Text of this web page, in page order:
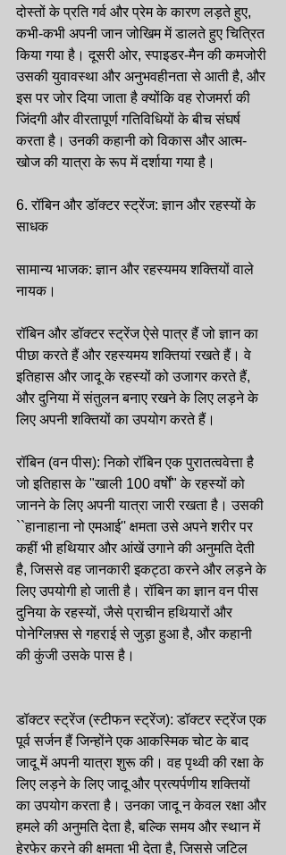
दोस्तों के प्रति गर्व और प्रेम के कारण लड़ते हुए,
कभी-कभी अपनी जान जोखिम में डालते हुए चित्रित
किया गया है। दूसरी ओर, स्पाइडर-मैन की कमजोरी
उसकी युवावस्था और अनुभवहीनता से आती है, और
इस पर जोर दिया जाता है क्योंकि वह रोजमर्रा की
जिंदगी और वीरतापूर्ण गतिविधियों के बीच संघर्ष
करता है। उनकी कहानी को विकास और आत्म-
खोज की यात्रा के रूप में दर्शाया गया है।
6. रॉबिन और डॉक्टर स्ट्रेंज: ज्ञान और रहस्यों के
साधक
सामान्य भाजक: ज्ञान और रहस्यमय शक्तियों वाले
नायक।
रॉबिन और डॉक्टर स्ट्रेंज ऐसे पात्र हैं जो ज्ञान का
पीछा करते हैं और रहस्यमय शक्तियां रखते हैं। वे
इतिहास और जादू के रहस्यों को उजागर करते हैं,
और दुनिया में संतुलन बनाए रखने के लिए लड़ने के
लिए अपनी शक्तियों का उपयोग करते हैं।
रॉबिन (वन पीस): निको रॉबिन एक पुरातत्ववेत्ता है
जो इतिहास के "खाली 100 वर्षों" के रहस्यों को
जानने के लिए अपनी यात्रा जारी रखता है। उसकी
``हानाहाना नो एमआई'' क्षमता उसे अपने शरीर पर
कहीं भी हथियार और आंखें उगाने की अनुमति देती
है, जिससे वह जानकारी इकट्ठा करने और लड़ने के
लिए उपयोगी हो जाती है। रॉबिन का ज्ञान वन पीस
दुनिया के रहस्यों, जैसे प्राचीन हथियारों और
पोनेग्लिफ़्स से गहराई से जुड़ा हुआ है, और कहानी
की कुंजी उसके पास है।
डॉक्टर स्ट्रेंज (स्टीफन स्ट्रेंज): डॉक्टर स्ट्रेंज एक
पूर्व सर्जन हैं जिन्होंने एक आकस्मिक चोट के बाद
जादू में अपनी यात्रा शुरू की। वह पृथ्वी की रक्षा के
लिए लड़ने के लिए जादू और प्रत्यर्पणीय शक्तियों
का उपयोग करता है। उनका जादू न केवल रक्षा और
हमले की अनुमति देता है, बल्कि समय और स्थान में
हेरफेर करने की क्षमता भी देता है, जिससे जटिल